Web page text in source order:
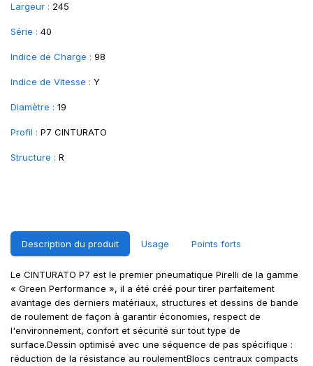
Largeur : 245
Série : 40
Indice de Charge : 98
Indice de Vitesse : Y
Diamètre : 19
Profil : P7 CINTURATO
Structure : R
Description du produit Usage Points forts
Le CINTURATO P7 est le premier pneumatique Pirelli de la gamme
« Green Performance », il a été créé pour tirer parfaitement
avantage des derniers matériaux, structures et dessins de bande
de roulement de façon à garantir économies, respect de
l'environnement, confort et sécurité sur tout type de
surface.Dessin optimisé avec une séquence de pas spécifique :
réduction de la résistance au roulementBlocs centraux compacts